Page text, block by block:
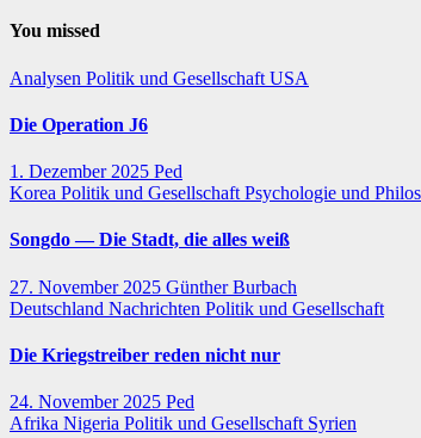
You missed
Analysen Politik und Gesellschaft USA
Die Operation J6
1. Dezember 2025 Ped
Korea Politik und Gesellschaft Psychologie und
Songdo — Die Stadt, die alles weiß
27. November 2025 Günther Burbach
Deutschland Nachrichten Politik und Gesellschaft
Die Kriegstreiber reden nicht nur
24. November 2025 Ped
Afrika Nigeria Politik und Gesellschaft Syrien